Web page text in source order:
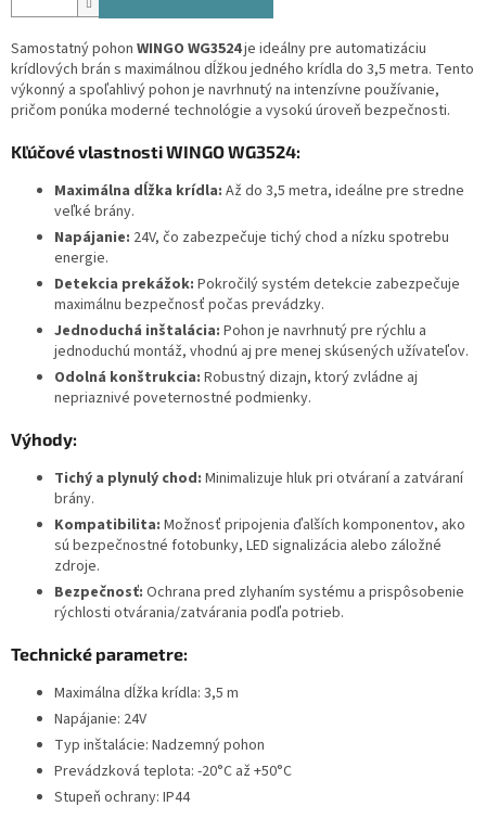
Samostatný pohon WINGO WG3524je ideálny pre automatizáciu
krídlových brán s maximálnou dĺžkou jedného krídla do 3,5 metra. Tento
výkonný a spoľahlivý pohon je navrhnutý na intenzívne používanie,
pričom ponúka moderné technológie a vysokú úroveň bezpečnosti.
Kľúčové vlastnosti WINGO WG3524:
Maximálna dĺžka krídla: Až do 3,5 metra, ideálne pre stredne
veľké brány.
Napájanie: 24V, čo zabezpečuje tichý chod a nízku spotrebu
energie.
Detekcia prekážok: Pokročilý systém detekcie zabezpečuje
maximálnu bezpečnosť počas prevádzky.
Jednoduchá inštalácia: Pohon je navrhnutý pre rýchlu a
jednoduchú montáž, vhodnú aj pre menej skúsených užívateľov.
Odolná konštrukcia: Robustný dizajn, ktorý zvládne aj
nepriaznivé poveternostné podmienky.
Výhody:
Tichý a plynulý chod: Minimalizuje hluk pri otváraní a zatváraní
brány.
Kompatibilita: Možnosť pripojenia ďalších komponentov, ako
sú bezpečnostné fotobunky, LED signalizácia alebo záložné
zdroje.
Bezpečnosť: Ochrana pred zlyhaním systému a prispôsobenie
rýchlosti otvárania/zatvárania podľa potrieb.
Technické parametre:
Maximálna dĺžka krídla: 3,5 m
Napájanie: 24V
Typ inštalácie: Nadzemný pohon
Prevádzková teplota: -20°C až +50°C
Stupeň ochrany: IP44